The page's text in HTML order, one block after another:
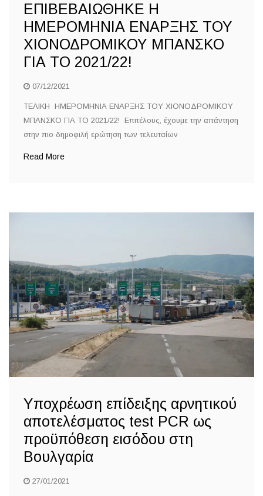
ΕΠΙΒΕΒΑΙΩΘΗΚΕ Η
ΗΜΕΡΟΜΗΝΙΑ ΕΝΑΡΞΗΣ ΤΟΥ
ΧΙΟΝΟΔΡΟΜΙΚΟΥ ΜΠΑΝΣΚΟ
ΓΙΑ ΤΟ 2021/22!
07/12/2021
ΤΕΛΙΚΗ ΗΜΕΡΟΜΗΝΙΑ ΕΝΑΡΞΗΣ ΤΟΥ ΧΙΟΝΟΔΡΟΜΙΚΟΥ
ΜΠΑΝΣΚΟ ΓΙΑ ΤΟ 2021/22! Επιτέλους, έχουμε την απάντηση
στην πιο δημοφιλή ερώτηση των τελευταίων
Read More
Υποχρέωση επίδειξης αρνητικού
αποτελέσματος test PCR ως
προϋπόθεση εισόδου στη
Βουλγαρία
27/01/2021